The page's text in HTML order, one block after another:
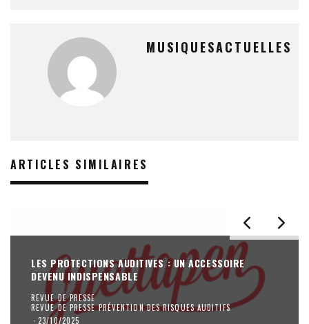
MUSIQUESACTUELLES
ARTICLES SIMILAIRES
LES PROTECTIONS AUDITIVES : UN ACCESSOIRE
DEVENU INDISPENSABLE
REVUE DE PRESSE
REVUE DE PRESSE PRÉVENTION DES RISQUES AUDITIFS
· 23/10/2025